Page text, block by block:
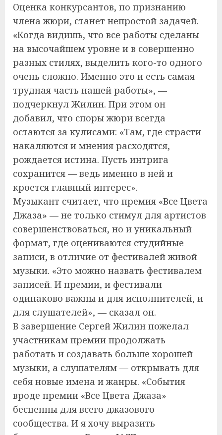
Оценка конкурсантов, по признанию
члена жюри, станет непростой задачей.
«Когда видишь, что все работы сделаны
на высочайшем уровне и в совершенно
разных стилях, выделить кого-то одного
очень сложно. Именно это и есть самая
трудная часть нашей работы», —
подчеркнул Жилин. При этом он
добавил, что споры жюри всегда
остаются за кулисами: «Там, где страсти
накаляются и мнения расходятся,
рождается истина. Пусть интрига
сохранится — ведь именно в ней и
кроется главный интерес».
Музыкант считает, что премия «Все Цвета
Джаза» — не только стимул для артистов
совершенствоваться, но и уникальный
формат, где оцениваются студийные
записи, в отличие от фестивалей живой
музыки. «Это можно назвать фестивалем
записей. И премии, и фестивали
одинаково важны и для исполнителей, и
для слушателей», — сказал он.
В завершение Сергей Жилин пожелал
участникам премии продолжать
работать и создавать больше хорошей
музыки, а слушателям — открывать для
себя новые имена и жанры. «События
вроде премии «Все Цвета Джаза»
бесценны для всего джазового
сообщества. И я хочу выразить